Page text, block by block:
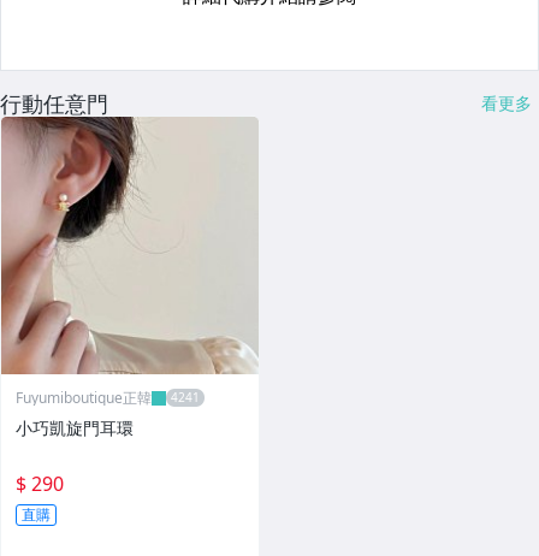
行動任意門 看更多
Fuyumiboutique正韓
小巧凱旋門耳環
$ 290
直購